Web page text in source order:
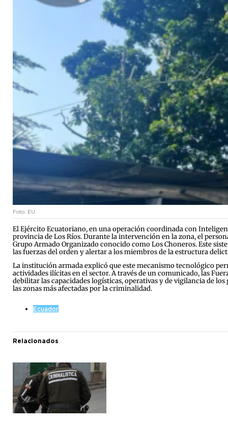
Foto: EU.
El Ejército Ecuatoriano, en una operación coordinada con
provincia de Los Ríos. Durante la intervención en la zona, el
Grupo Armado Organizado conocido como Los Choneros. Este
las fuerzas del orden y alertar a los miembros de la estructura
La institución armada explicó que este mecanismo tecnológico
actividades ilícitas en el sector. A través de un comunicado, las
debilitar las capacidades logísticas, operativas y de vigilancia de
las zonas más afectadas por la criminalidad.
Ecuador
Relacionados